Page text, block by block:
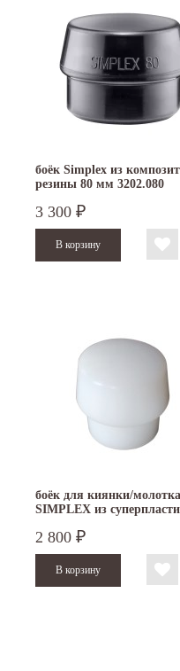
боёк Simplex из
резины 80 мм 3202.080
3 300 ₽
боёк для киянки/молотка
SIMPLEX из
2 800 ₽